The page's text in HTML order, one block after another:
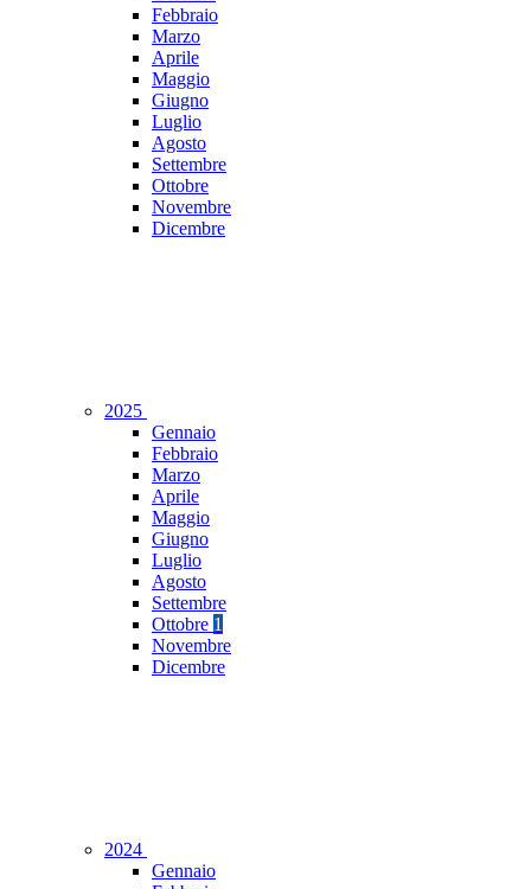
Febbraio
Marzo
Aprile
Maggio
Giugno
Luglio
Agosto
Settembre
Ottobre
Novembre
Dicembre
2025
Gennaio
Febbraio
Marzo
Aprile
Maggio
Giugno
Luglio
Agosto
Settembre
Ottobre 1
Novembre
Dicembre
2024
Gennaio